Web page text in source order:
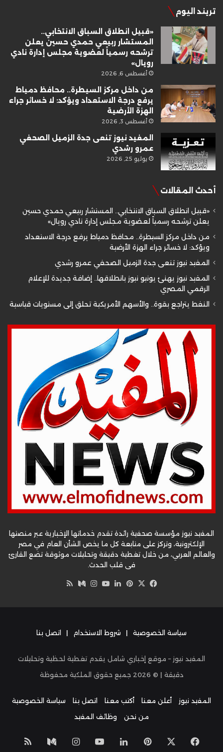
تريند اليوم
«قبيل انطلاق السباق الانتخابي..
المستشار ربيعي حمدي حسين يعلن
ترشحه رسمياً لعضوية مجلس إدارة نادي
رويال»
أغسطس 6, 2026
من داخل مركز السيطرة.. محافظ دمياط
يرفع درجة الاستعداد ويؤكد: لا خسائر جراء
الهزة الأرضية
أغسطس 3, 2026
المفيد نيوز تنعى جدة الزميل الصحفي
عمرو رشدي
يوليو 25, 2026
أحدث المقالات
«قبيل انطلاق السباق الانتخابي.. المستشار ربيعي حمدي حسين
يعلن ترشحه رسمياً لعضوية مجلس إدارة نادي رويال»
من داخل مركز السيطرة.. محافظ دمياط يرفع درجة الاستعداد
ويؤكد: لا خسائر جراء الهزة الأرضية
المفيد نيوز تنعى جدة الزميل الصحفي عمرو رشدي
المفيد نيوز يهنئ يونيو نيوز بانطلاقها.. إضافة جديدة للإعلام
الرقمي المصري
النفط يتراجع بقوة.. والأسهم الأمريكية تحلق إلى مستويات قياسية
المفيد نيوز مؤسسة صحفية رائدة تقدم خدماتها الإخبارية عبر منصتها
الإلكترونية، وتركز على متابعة كل ما يخص الشأن العام في مصر
والعالم العربي، من خلال تغطية دقيقة وتحليلات موثوقة تضع القارئ
في قلب الحدث.
فيسبوك
‫X بينتيريست
لينكدإن‫YouTube
انستقرام
وسط
سياسة الخصوصية | شروط الاستخدام | اتصل بنا
المفيد نيوز – موقع إخباري شامل يقدم تغطية لحظية وتحليلات
دقيقة | © 2026 جميع حقوق الملكية محفوظة
المفيد نيوز أعلن معنا أكتب معنا اتصل بنا
سياسة الخصوصية
من نحن
وظائف المفيد
فيسبوك بينتيريست
لينكدإن‫YouTube
انستقراموسط